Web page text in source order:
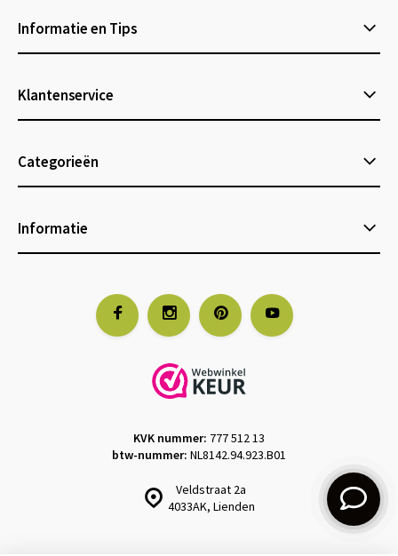
Informatie en Tips
Klantenservice
Categorieën
Informatie
Veldstraat 2a
4033AK, Lienden
KVK nummer: 777 512 13
btw-nummer: NL8142.94.923.B01